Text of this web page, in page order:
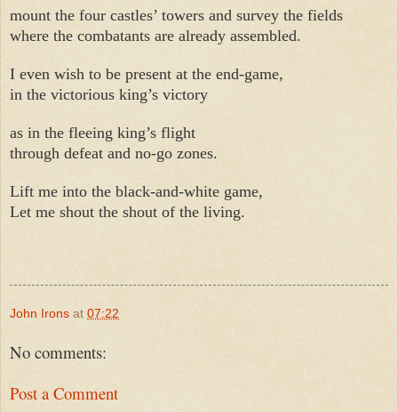
mount the four castles’ towers and survey the fields
where the combatants are already assembled.
I even wish to be present at the end-game,
in the victorious king’s victory
as in the fleeing king’s flight
through defeat and no-go zones.
Lift me into the black-and-white game,
Let me shout the shout of the living.
John Irons at 07:22
No comments:
Post a Comment